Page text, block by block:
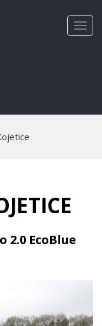
2.0 EcoBlue